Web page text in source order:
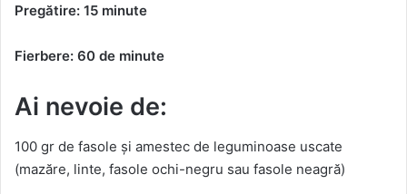
Pregătire: 15 minute
Fierbere: 60 de minute
Ai nevoie de:
100 gr de fasole și amestec de leguminoase uscate
(mazăre, linte, fasole ochi-negru sau fasole neagră)